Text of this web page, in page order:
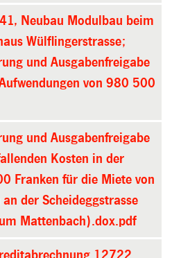
Neubau Modulbau beim
Wülflingerstrasse;
und Ausgabenfreigabe
von 980 500
und Ausgabenfreigabe
Kosten in der
Franken für die Miete von
der Scheideggstrasse
Mattenbach).dox.pdf
12722